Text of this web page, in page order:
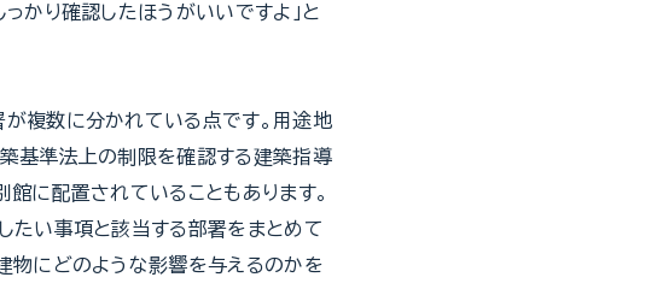
かり確認したほうがいいですよ」と
複数に分かれている点です。用途地
基準法上の制限を確認する建築指導
に配置されていることもあります。
たい事項と該当する部署をまとめて
物にどのような影響を与えるのかを